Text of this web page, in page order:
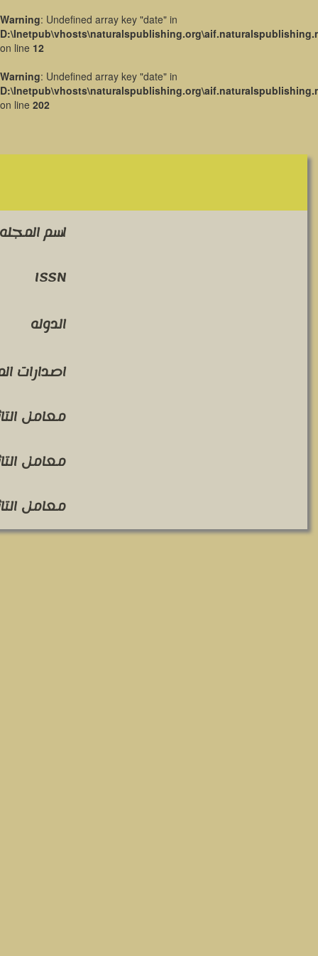
Warning: Undefined array key "date" in
on line 12
Warning: Undefined array key "date" in
on line 202
اسم المجله
ISSN
الدوله
اصدارات
معامل
معامل
معامل